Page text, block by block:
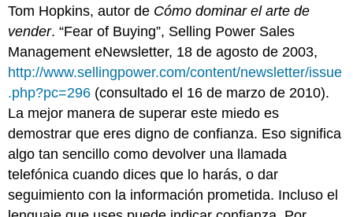
Tom Hopkins, autor de Cómo dominar el arte de
vender. “Fear of Buying”, Selling Power Sales
Management eNewsletter, 18 de agosto de 2003,
http://www.sellingpower.com/content/newsletter/issue
.php?pc=296 (consultado el 16 de marzo de 2010).
La mejor manera de superar este miedo es
demostrar que eres digno de confianza. Eso significa
algo tan sencillo como devolver una llamada
telefónica cuando dices que lo harás, o dar
seguimiento con la información prometida. Incluso el